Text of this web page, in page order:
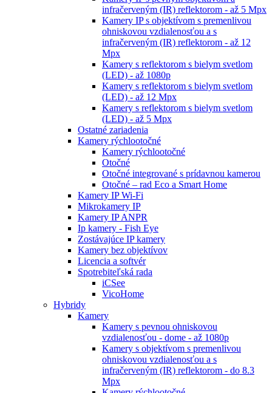
infračerveným (IR) reflektorom - až 5 Mpx
Kamery IP s objektívom s premenlivou
ohniskovou vzdialenosťou a s
infračerveným (IR) reflektorom - až 12
Mpx
Kamery s reflektorom s bielym svetlom
(LED) - až 1080p
Kamery s reflektorom s bielym svetlom
(LED) - až 12 Mpx
Kamery s reflektorom s bielym svetlom
(LED) - až 5 Mpx
Ostatné zariadenia
Kamery rýchlootočné
Kamery rýchlootočné
Otočné
Otočné integrované s prídavnou kamerou
Otočné – rad Eco a Smart Home
Kamery IP Wi-Fi
Mikrokamery IP
Kamery IP ANPR
Ip kamery - Fish Eye
Zostávajúce IP kamery
Kamery bez objektívov
Licencia a softvér
Spotrebiteľská rada
iCSee
VicoHome
Hybridy
Kamery
Kamery s pevnou ohniskovou
vzdialenosťou - dome - až 1080p
Kamery s objektívom s premenlivou
ohniskovou vzdialenosťou a s
infračerveným (IR) reflektorom - do 8.3
Mpx